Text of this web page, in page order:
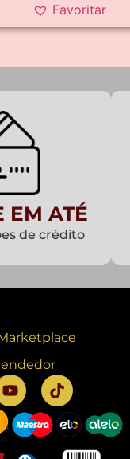
Favoritar
EM ATÉ
de crédito